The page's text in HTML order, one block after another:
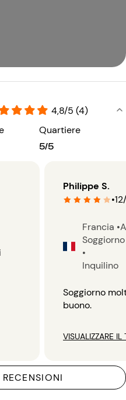
4,8/5 (4)
Quartiere
5/5
Philippe S.
•
Francia •
•
Inquilino
Soggiorno
buono.
VISUALIZZARE